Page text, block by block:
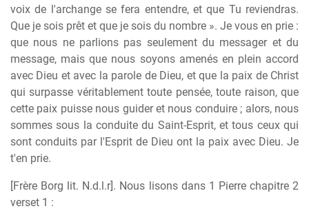
voix de l'archange se fera entendre, et que Tu reviendras.
Que je sois prêt et que je sois du nombre ». Je vous en prie :
que nous ne parlions pas seulement du messager et du
message, mais que nous soyons amenés en plein accord
avec Dieu et avec la parole de Dieu, et que la paix de Christ
qui surpasse véritablement toute pensée, toute raison, que
cette paix puisse nous guider et nous conduire ; alors, nous
sommes sous la conduite du Saint-Esprit, et tous ceux qui
sont conduits par l'Esprit de Dieu ont la paix avec Dieu. Je
t'en prie.
[Frère Borg lit. N.d.l.r]. Nous lisons dans 1 Pierre chapitre 2
verset 1 :